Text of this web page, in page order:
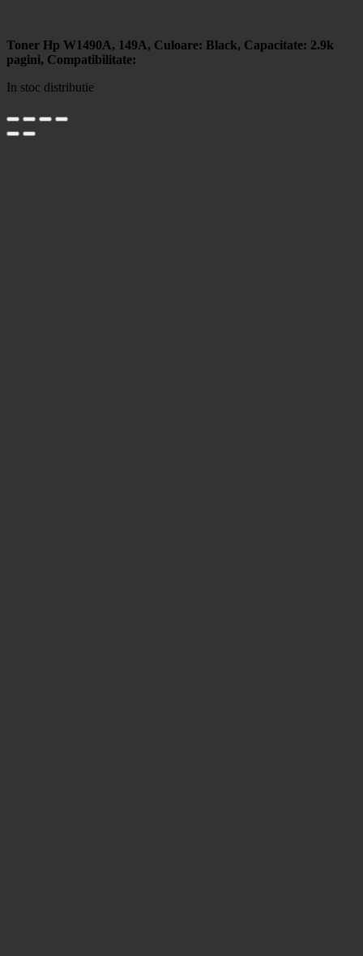
Toner Hp W1490A, 149A, Culoare: Black, Capacitate: 2.9k
pagini, Compatibilitate:
In stoc distributie